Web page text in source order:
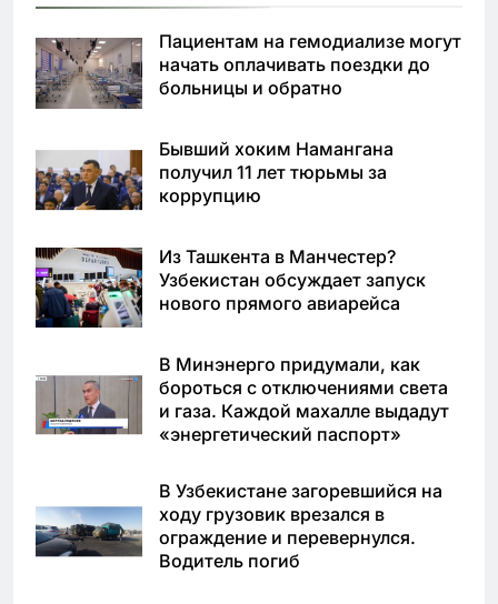
Пациентам на гемодиализе могут
начать оплачивать поездки до
больницы и обратно
Бывший хоким Намангана
получил 11 лет тюрьмы за
коррупцию
Из Ташкента в Манчестер?
Узбекистан обсуждает запуск
нового прямого авиарейса
В Минэнерго придумали, как
бороться с отключениями света
и газа. Каждой махалле выдадут
«энергетический паспорт»
В Узбекистане загоревшийся на
ходу грузовик врезался в
ограждение и перевернулся.
Водитель погиб